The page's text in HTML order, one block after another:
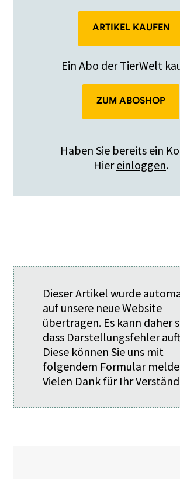
ARTIKEL KAUFEN
Ein Abo der TierWelt
ZUM ABOSHOP
Haben Sie bereits ein
Hiereinloggen.
Dieser Artikel wurde
auf unsere neue Website
übertragen. Es kann daher
dass Darstellungsfehler
Diese können Sie uns mit
folgendem Formular
Vielen Dank für Ihr